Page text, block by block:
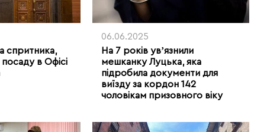
спритника,
в Офісі
06.06.2025
На 7 років увʼязнили
мешканку Луцька, яка
підробила документи для
виїзду за кордон 142
чоловікам призовного віку